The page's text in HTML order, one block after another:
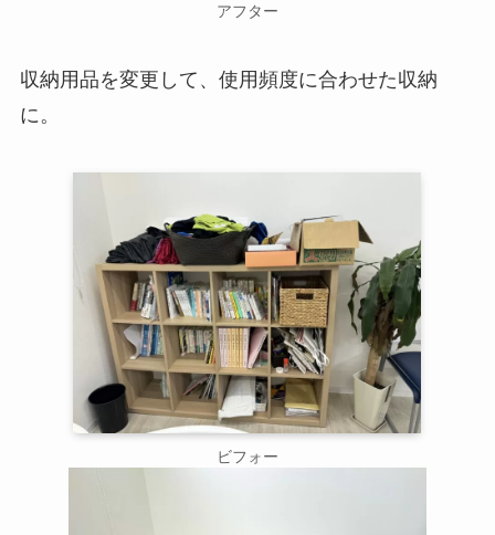
アフター
収納用品を変更して、使用頻度に合わせた収納
に。
ビフォー